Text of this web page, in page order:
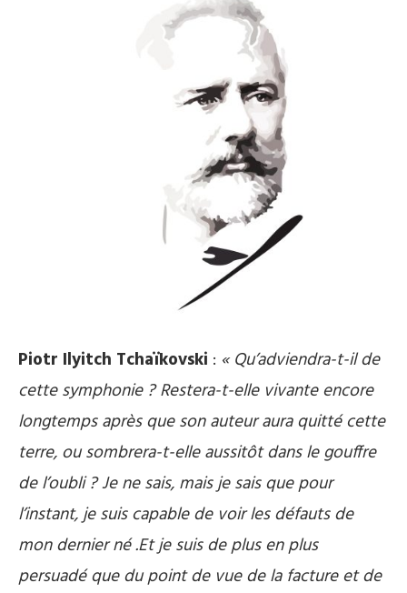
Piotr Ilyitch Tchaïkovski : « Qu’adviendra-t-il de
cette symphonie ? Restera-t-elle vivante encore
longtemps après que son auteur aura quitté cette
terre, ou sombrera-t-elle aussitôt dans le gouffre
de l’oubli ? Je ne sais, mais je sais que pour
l’instant, je suis capable de voir les défauts de
mon dernier né .Et je suis de plus en plus
persuadé que du point de vue de la facture et de